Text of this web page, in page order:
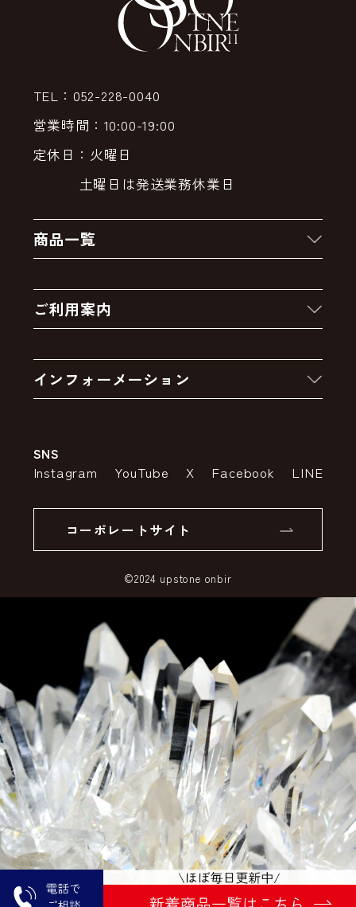
TEL：052-228-0040
営業時間：10:00-19:00
定休日：火曜日
土曜日は発送業務休業日
商品一覧
クーポン
卸販売・大量注文
アウトレットセール
ご利用案内
お支払いについて
インフォーメーション
特定商取引法の表示
SSLサーバー証明書とは
SNS
Instagram YouTube X Facebook LINE
コーポレートサイト
©2024 upstone onbir